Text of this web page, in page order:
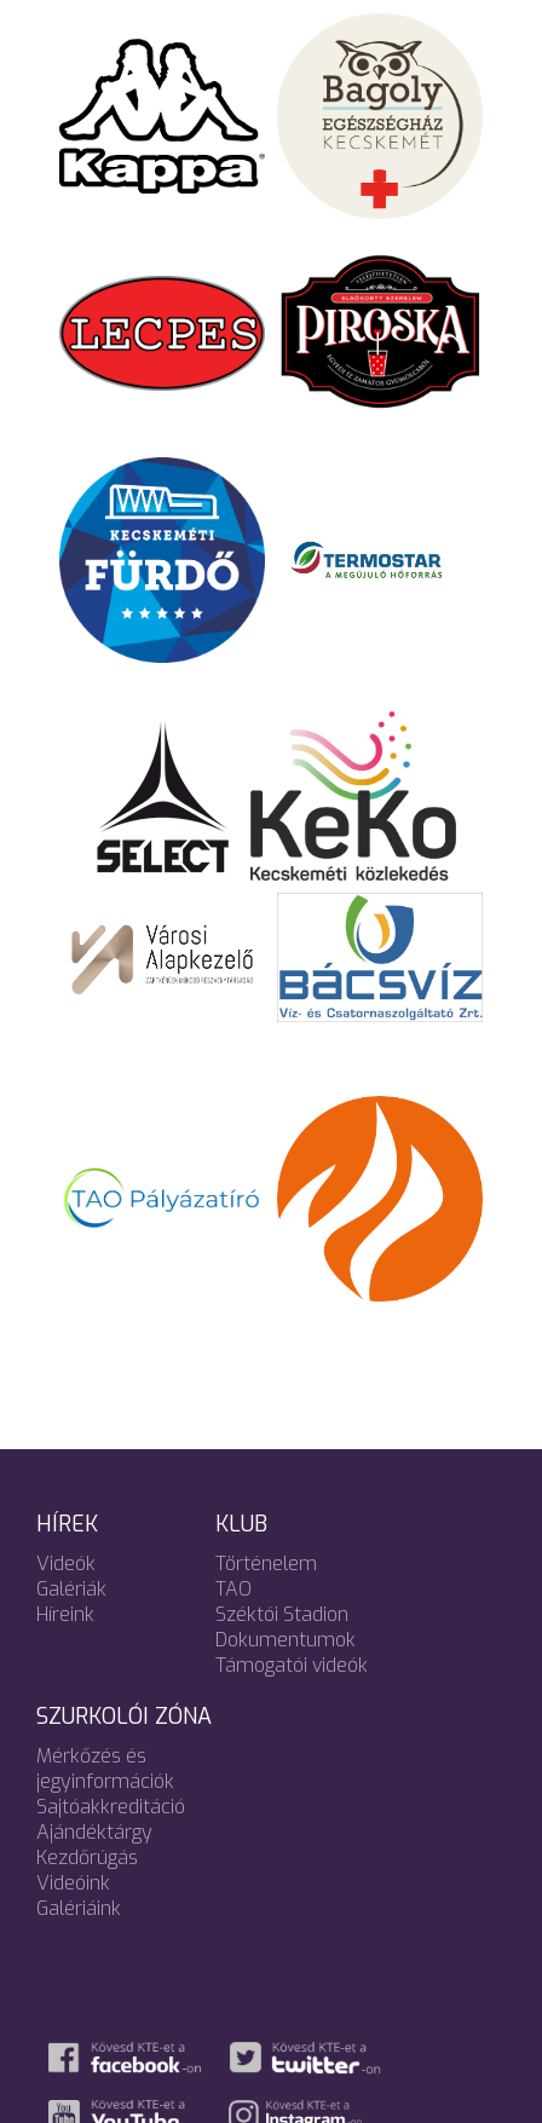
HÍREK
Videók
Galériák
Híreink
KLUB
Történelem
TAO
Széktói Stadion
Dokumentumok
Támogatói videók
SZURKOLÓI ZÓNA
Mérkőzés és
jegyinformációk
Sajtóakkreditáció
Ajándéktárgy
Kezdőrúgás
Videóink
Galériáink